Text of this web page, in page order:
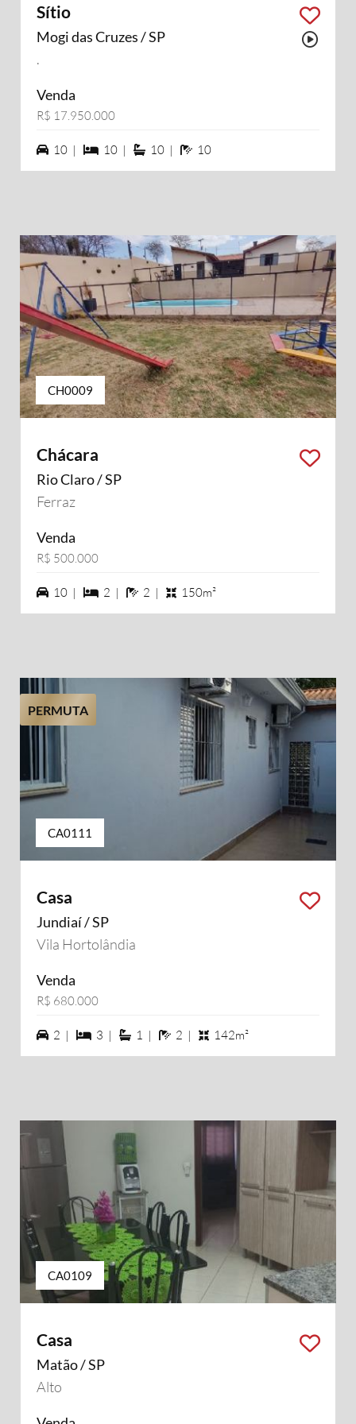
Sítio
Mogi das Cruzes / SP
.
Venda
R$ 17.950.000
10 vagas na garagem
10 | 10 dormiórios
10 | 10 suítes
10 | 10 banheiros
10
CH0009
Chácara
Rio Claro / SP
Ferraz
Venda
R$ 500.000
10 vagas na garagem
10 | 2 dormiórios
2 | 2 banheiros
2 | 150m²
PERMUTA
CA0111
Casa
Jundiaí / SP
Vila Hortolândia
Venda
R$ 680.000
2 vagas na garagem
2 | 3 dormiórios
3 | 1 suítes
1 | 2 banheiros
2 | 142m²
CA0109
Casa
Matão / SP
Alto